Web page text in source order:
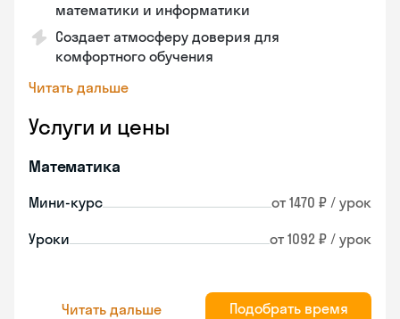
математики и информатики
Создает атмосферу доверия для
комфортного обучения
Читать дальше
Услуги и цены
Математика
Мини-курс от 1470 ₽ / урок
Уроки от 1092 ₽ / урок
Читать дальше Подобрать время